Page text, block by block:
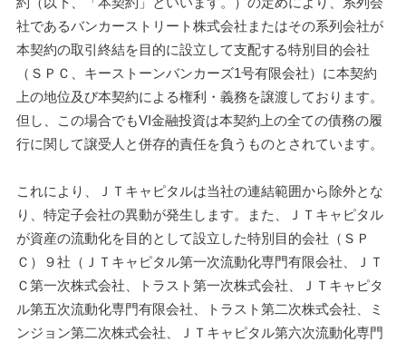
社であるバンカーストリート株式会社またはその系列会社が
本契約の取引終結を目的に設立して支配する特別目的会社
（ＳＰＣ、キーストーンバンカーズ1号有限会社）に本契約
上の地位及び本契約による権利・義務を譲渡しております。
但し、この場合でもVI金融投資は本契約上の全ての債務の履
行に関して譲受人と併存的責任を負うものとされています。
これにより、ＪＴキャピタルは当社の連結範囲から除外とな
り、特定子会社の異動が発生します。また、ＪＴキャピタル
が資産の流動化を目的として設立した特別目的会社（ＳＰ
Ｃ）９社（ＪＴキャピタル第一次流動化専門有限会社、ＪＴ
Ｃ第一次株式会社、トラスト第一次株式会社、ＪＴキャピタ
ル第五次流動化専門有限会社、トラスト第二次株式会社、ミ
ンジョン第二次株式会社、ＪＴキャピタル第六次流動化専門